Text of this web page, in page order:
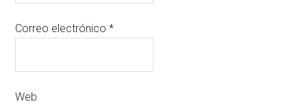
Correo electrónico*
Web